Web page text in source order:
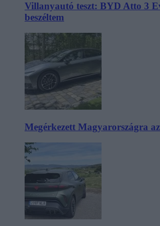
Villanyautó teszt: BYD Atto 3
beszéltem
Megérkezett Magyarországra